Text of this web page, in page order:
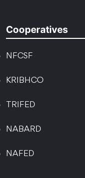
Cooperatives
NFCSF
KRIBHCO
TRIFED
NABARD
NAFED